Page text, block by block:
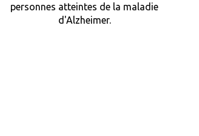
personnes atteintes de la maladie
d'Alzheimer.